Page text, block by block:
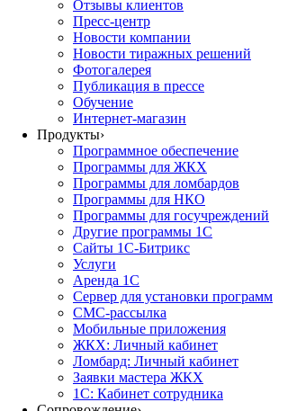
Отзывы клиентов
Пресс-центр
Новости компании
Новости тиражных решений
Фотогалерея
Публикация в прессе
Обучение
Интернет-магазин
Продукты›
Программное обеспечение
Программы для ЖКХ
Программы для ломбардов
Программы для НКО
Программы для госучреждений
Другие программы 1С
Сайты 1С-Битрикс
Услуги
Аренда 1С
Сервер для установки программ
СМС-рассылка
Мобильные приложения
ЖКХ: Личный кабинет
Ломбард: Личный кабинет
Заявки мастера ЖКХ
1С: Кабинет сотрудника